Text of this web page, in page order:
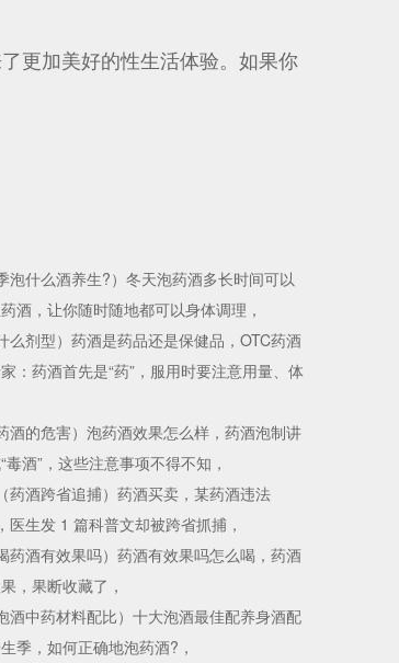
更加美好的性生活体验。如果你
泡什么酒养生?）冬天泡药酒多长时间可以
酒，让你随时随地都可以身体调理，
么剂型）药酒是药品还是保健品，OTC药酒
：药酒首先是“药”，服用时要注意用量、体
酒的危害）泡药酒效果怎么样，药酒泡制讲
酒”，这些注意事项不得不知，
药酒跨省追捕）药酒买卖，某药酒违法
医生发 1 篇科普文却被跨省抓捕，
药酒有效果吗）药酒有效果吗怎么喝，药酒
，果断收藏了，
酒中药材料配比）十大泡酒最佳配养身酒配
季，如何正确地泡药酒?，